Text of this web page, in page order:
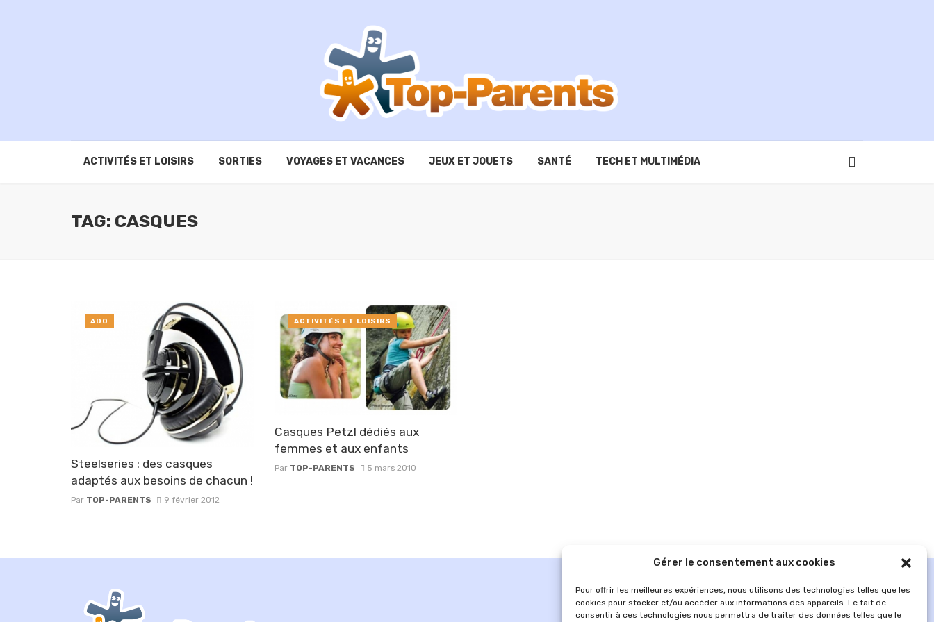
Gérer le consentement aux cookies
Pour offrir les meilleures expériences, nous utilisons des technologies telles que les
cookies pour stocker et/ou accéder aux informations des appareils. Le fait de
consentir à ces technologies nous permettra de traiter des données telles que le
ACTIVITÉS ET LOISIRS SORTIES VOYAGES ET VACANCES JEUX ET JOUETS SANTÉ TECH ET MULTIMÉDIA
TAG: CASQUES
Steelseries : des casques
adaptés aux besoins de chacun !
Par TOP-PARENTS 9 février 2012
ADO
Casques Petzl dédiés aux
femmes et aux enfants
Par TOP-PARENTS 5 mars 2010
ACTIVITÉS ET LOISIRS